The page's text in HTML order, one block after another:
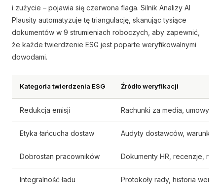
i zużycie – pojawia się czerwona flaga. Silnik Analizy AI
Plausity automatyzuje tę triangulację, skanując tysiące
dokumentów w 9 strumieniach roboczych, aby zapewnić,
że każde twierdzenie ESG jest poparte weryfikowalnymi
dowodami.
Kategoria twierdzenia ESG Źródło weryfikacji
Redukcja emisji Rachunki za media, umowy
Etyka łańcucha dostaw Audyty dostawców, warunki
Dobrostan pracowników Dokumenty HR, recenzje,
Integralność ładu Protokoły rady, historia wersji